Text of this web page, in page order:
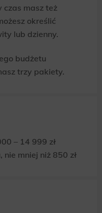
czas masz też
określić
lub dzienny.
budżetu
trzy pakiety.
– 14 999 zł
nie mniej niż 850 zł